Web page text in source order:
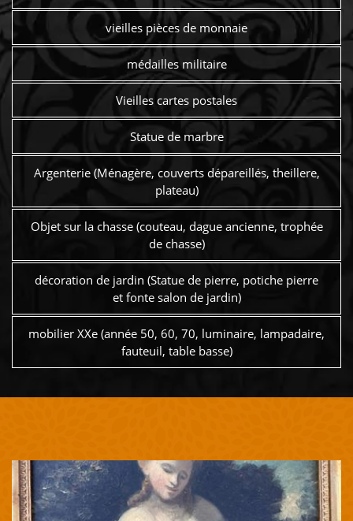
vieilles pièces de monnaie
médailles militaire
Vieilles cartes postales
Statue de marbre
Argenterie (Ménagère, couverts dépareillés, theillere,
plateau)
Objet sur la chasse (couteau, dague ancienne, trophée
de chasse)
décoration de jardin (Statue de pierre, potiche pierre
et fonte salon de jardin)
mobilier XXe (année 50, 60, 70, luminaire, lampadaire,
fauteuil, table basse)